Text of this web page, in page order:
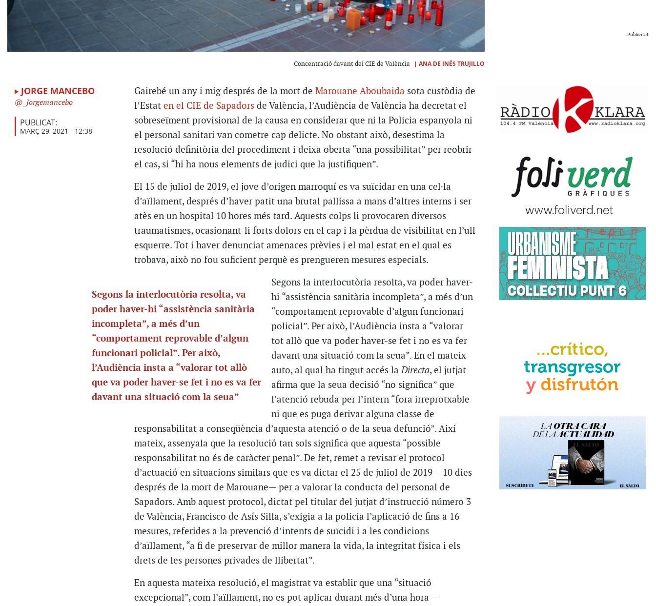
Concentració davant del CIE de València | ANA DE INÉS TRUJILLO
JORGE MANCEBO
_Jorgemancebo
PUBLICAT:
MARÇ 29, 2021 - 12:38
Gairebé un any i mig després de la mort de Marouane Aboubaida sota custòdia de
l’Estat en el CIE de Sapadorsde València, l’Audiència de València ha decretat el
sobreseïment provisional de la causa en considerar que ni la Policia espanyola ni
el personal sanitari van cometre cap delicte. No obstant això, desestima la
resolució definitòria del procediment i deixa oberta “una possibilitat” per reobrir
el cas, si “hi ha nous elements de judici que la justifiquen”.
El 15 de juliol de 2019, el jove d’origen marroquí es va suïcidar en una cel·la
d’aïllament, després d’haver patit una brutal pallissa a mans d’altres interns i ser
atès en un hospital 10 hores més tard. Aquests colps li provocaren diversos
traumatismes, ocasionant-li forts dolors en el cap i la pèrdua de visibilitat en l’ull
esquerre. Tot i haver denunciat amenaces prèvies i el mal estat en el qual es
trobava, això no fou suficient perquè es prengueren mesures especials.
Segons la interlocutòria resolta, va
poder haver-hi “assistència sanitària
incompleta”, a més d’un
“comportament reprovable d’algun
funcionari policial”. Per això,
l’Audiència insta a “valorar tot allò
que va poder haver-se fet i no es va fer
davant una situació com la seua”
Segons la interlocutòria resolta, va poder haver-
hi “assistència sanitària incompleta”, a més d’un
“comportament reprovable d’algun funcionari
policial”. Per això, l’Audiència insta a “valorar
tot allò que va poder haver-se fet i no es va fer
davant una situació com la seua”. En el mateix
auto, al qual ha tingut accés laDirecta, el jutjat
afirma que la seua decisió “no significa” que
l’atenció rebuda per l’intern “fora irreprotxable
ni que es puga derivar alguna classe de
responsabilitat a conseqüència d’aquesta atenció o de la seua defunció”. Així
mateix, assenyala que la resolució tan sols significa que aquesta “possible
responsabilitat no és de caràcter penal”. De fet, remet a revisar el protocol
d’actuació en situacions similars que es va dictar el 25 de juliol de 2019 —10 dies
després de la mort de Marouane— per a valorar la conducta del personal de
Sapadors. Amb aquest protocol, dictat pel titular del jutjat d’instrucció número 3
de València, Francisco de Asís Silla, s’exigia a la policia l’aplicació de fins a 16
mesures, referides a la prevenció d’intents de suïcidi i a les condicions
d’aïllament, “a fi de preservar de millor manera la vida, la integritat física i els
drets de les persones privades de llibertat”.
En aquesta mateixa resolució, el magistrat va establir que una “situació
excepcional”, com l’aïllament, no es pot aplicar durant més d’una hora —
Publicitat